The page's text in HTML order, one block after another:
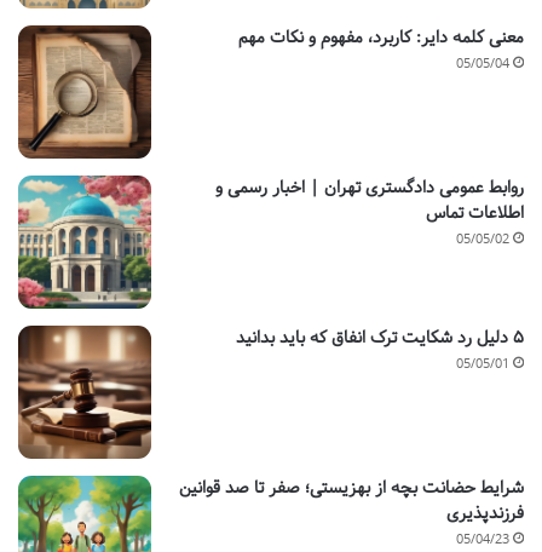
معنی کلمه دایر: کاربرد، مفهوم و نکات مهم
05/05/04
روابط عمومی دادگستری تهران | اخبار رسمی و
اطلاعات تماس
05/05/02
۵ دلیل رد شکایت ترک انفاق که باید بدانید
05/05/01
شرایط حضانت بچه از بهزیستی؛ صفر تا صد قوانین
فرزندپذیری
05/04/23